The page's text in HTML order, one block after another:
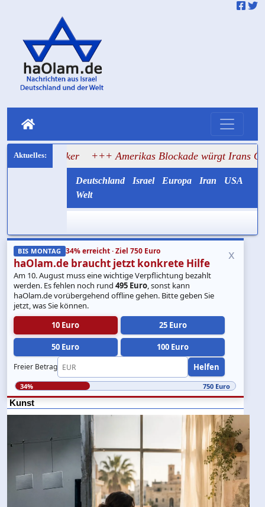
+++ Amerikas Blockade würgt Irans Ölexport ab
Deutschland Israel Europa Iran
USA
Welt
BIS MONTAG 34% erreicht · Ziel 750 Euro
haOlam.de braucht jetzt konkrete Hilfe
Am 10. August muss eine wichtige Verpflichtung bezahlt
werden. Es fehlen noch rund495 Euro, sonst kann
haOlam.de vorübergehend offline gehen. Bitte geben Sie
jetzt, was Sie können.
10 Euro
25 Euro
50 Euro 100 Euro
Freier Betrag Helfen
x
34% 750 Euro
Kunst